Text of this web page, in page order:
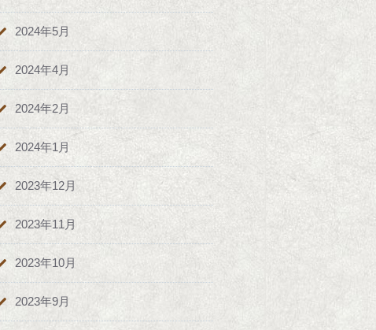
2024年5月
2024年4月
2024年2月
2024年1月
2023年12月
2023年11月
2023年10月
2023年9月